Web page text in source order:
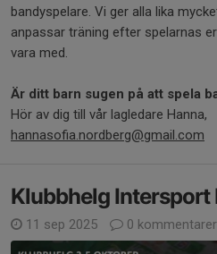
bandyspelare. Vi ger alla lika
anpassar träning efter spelarnas
vara med.
Är ditt barn sugen på att spela
Hör av dig till vår lagledare Hanna,
hannasofia.nordberg@gmail.com
Klubbhelg
11 sep 2025 0 kommentarer